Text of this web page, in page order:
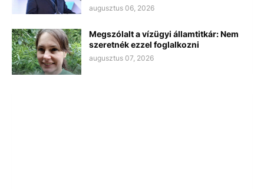
augusztus 06, 2026
Megszólalt a vízügyi államtitkár: Nem
szeretnék ezzel foglalkozni
augusztus 07, 2026